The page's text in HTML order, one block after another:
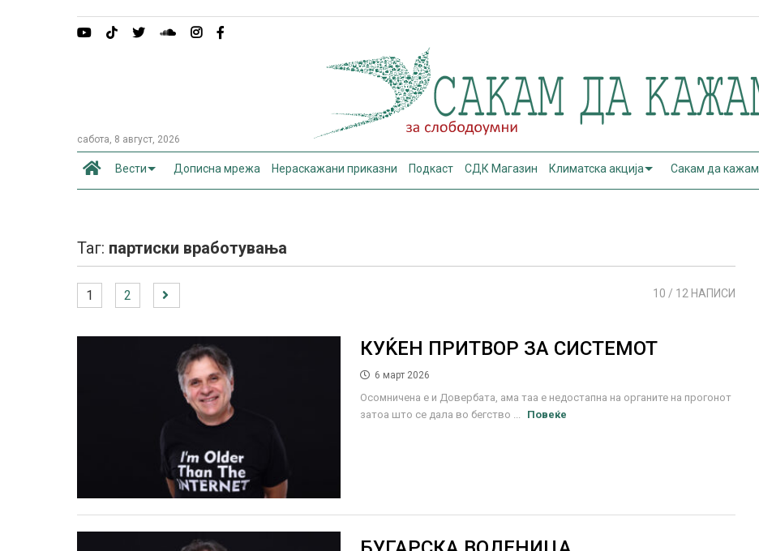
сабота, 8 август, 2026
Вести Дописна мрежа Нераскажани приказни Подкаст СДК Магазин Климатска акција Сакам да кажам
Таг: партиски вработувања
1 2 10 / 12 НАПИСИ
КУЌЕН ПРИТВОР ЗА СИСТЕМОТ
6 март 2026
Осомничена е и Довербата, ама таа е недостапна на органите на прогонот
затоа што се дала во бегство ...
Повеќе